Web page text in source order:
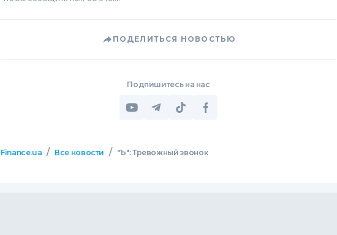
ПОДЕЛИТЬСЯ НОВОСТЬЮ
Подпишитесь на нас
Finance.ua / Все новости / "Ъ": Тревожный звонок